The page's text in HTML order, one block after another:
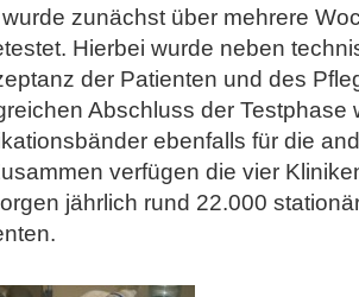
zunächst über mehrere
Hierbei wurde neben
der Patienten und des
Abschluss der Testphase
ebenfalls für die
verfügen die vier
jährlich rund 22.000